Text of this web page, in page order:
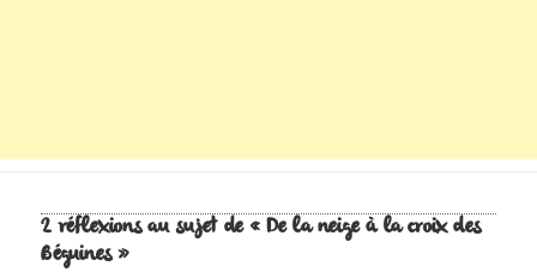
2 réflexions au sujet de « De la neige à la croix des
Béguines »